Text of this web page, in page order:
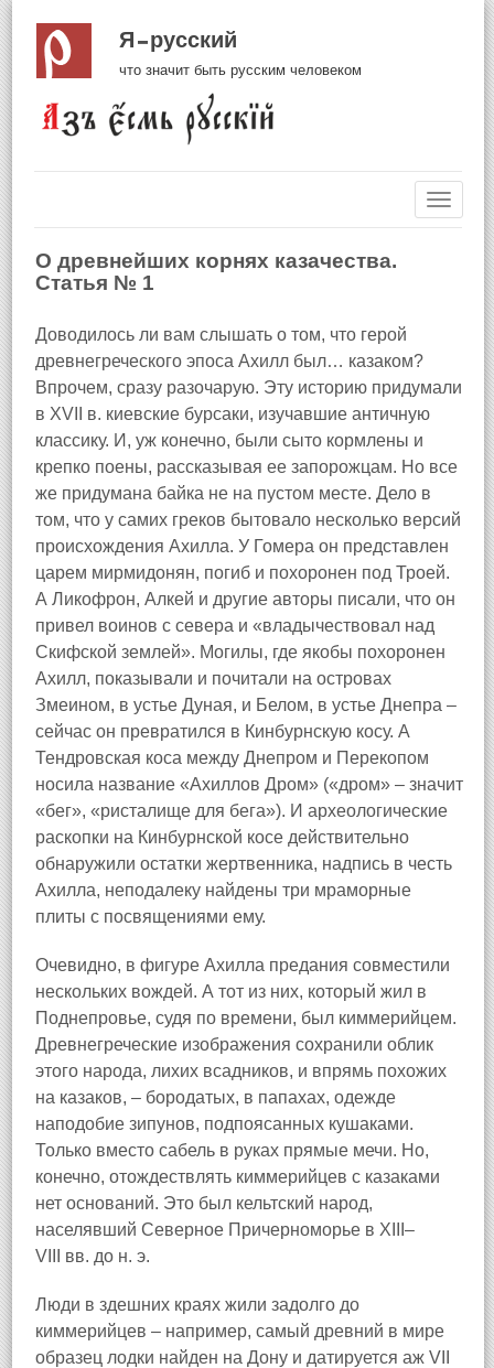
Я русский
что значит быть русским человеком
О древнейших корнях казачества.
Статья № 1
Доводилось ли вам слышать о том, что герой
древнегреческого эпоса Ахилл был… казаком?
Впрочем, сразу разочарую. Эту историю придумали
в XVII в. киевские бурсаки, изучавшие античную
классику. И, уж конечно, были сыто кормлены и
крепко поены, рассказывая ее запорожцам. Но все
же придумана байка не на пустом месте. Дело в
том, что у самих греков бытовало несколько версий
происхождения Ахилла. У Гомера он представлен
царем мирмидонян, погиб и похоронен под Троей.
А Ликофрон, Алкей и другие авторы писали, что он
привел воинов с севера и «владычествовал над
Скифской землей». Могилы, где якобы похоронен
Ахилл, показывали и почитали на островах
Змеином, в устье Дуная, и Белом, в устье Днепра –
сейчас он превратился в Кинбурнскую косу. А
Тендровская коса между Днепром и Перекопом
носила название «Ахиллов Дром» («дром» – значит
«бег», «ристалище для бега»). И археологические
раскопки на Кинбурнской косе действительно
обнаружили остатки жертвенника, надпись в честь
Ахилла, неподалеку найдены три мраморные
плиты с посвящениями ему.
Очевидно, в фигуре Ахилла предания совместили
нескольких вождей. А тот из них, который жил в
Поднепровье, судя по времени, был киммерийцем.
Древнегреческие изображения сохранили облик
этого народа, лихих всадников, и впрямь похожих
на казаков, – бородатых, в папахах, одежде
наподобие зипунов, подпоясанных кушаками.
Только вместо сабель в руках прямые мечи. Но,
конечно, отождествлять киммерийцев с казаками
нет оснований. Это был кельтский народ,
населявший Северное Причерноморье в XIII–
VIII вв. до н. э.
Люди в здешних краях жили задолго до
киммерийцев – например, самый древний в мире
образец лодки найден на Дону и датируется аж VII